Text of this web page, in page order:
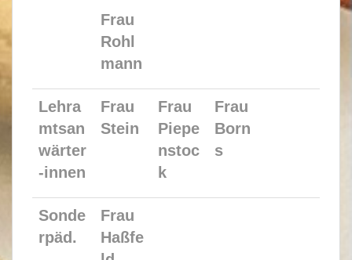
Frau
Rohl
mann
Lehra
mtsan
wärter
-innen
Frau
Stein
Frau
Piepe
nstoc
k
Frau
Born
s
Sonde
rpäd.
Frau
Haßfe